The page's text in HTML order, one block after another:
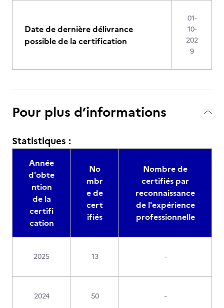
Date de dernière délivrance
possible de la certification
01-
10-
202
9
Pour plus d’informations
Statistiques :
Année
d'obte
ntion
de la
certifi
cation
No
mbr
e de
cert
ifiés
Nombre de
certifiés par
reconnaissance
de l'expérience
professionnelle
2025 13 -
2024 50 -